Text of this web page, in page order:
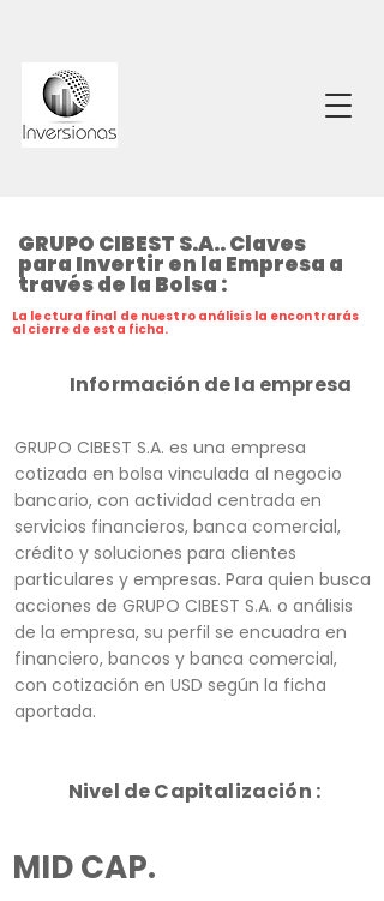
GRUPO CIBEST S.A.. Claves
para Invertir en la Empresa a
través de la Bolsa :
La lectura final de nuestro análisis la encontrarás
al cierre de esta ficha.
Información de la empresa
GRUPO CIBEST S.A. es una empresa
cotizada en bolsa vinculada al negocio
bancario, con actividad centrada en
servicios financieros, banca comercial,
crédito y soluciones para clientes
particulares y empresas. Para quien busca
acciones de GRUPO CIBEST S.A. o análisis
de la empresa, su perfil se encuadra en
financiero, bancos y banca comercial,
con cotización en USD según la ficha
aportada.
Nivel de Capitalización :
MID CAP.